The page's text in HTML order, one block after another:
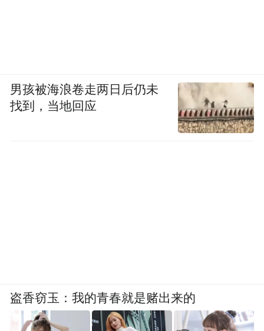
男孩被海浪卷走两日后仍未
找到，当地回应
盗香窃玉：我的青春就是赌出来的